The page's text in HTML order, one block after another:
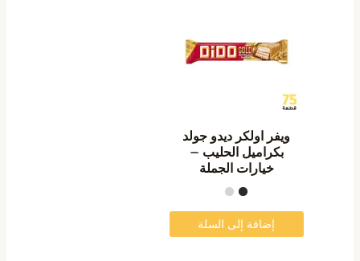
ويفر اولكر ديدو جولد
بكراميل الحليب –
خيارات الجملة
إضافة إلى السلة
من
الأشكال
يمكن
اختيار
الخيارات
على
صفحة